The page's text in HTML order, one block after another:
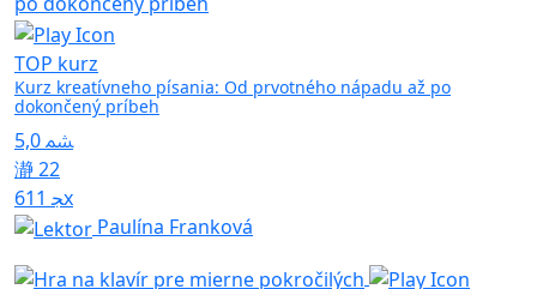
TOP kurz
Kurz kreatívneho písania: Od prvotného nápadu až po
dokončený príbeh
5,0
22
611x
Paulína Franková